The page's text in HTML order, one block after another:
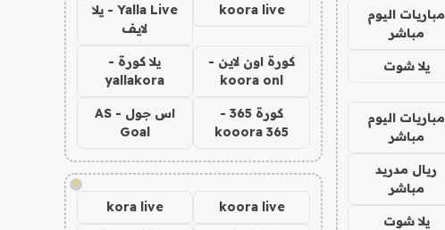
مباريات اليوم
مباشر
يلا شوت
مباريات اليوم
مباشر
ريال مدريد
مباشر
يلا شوت
koora live
Yalla Live - يلا
لايف
كورة اون لاين -
koora onl
يلا كورة -
yallakora
كورة 365 -
kooora 365
اس جول - AS
Goal
!
koora live
kora live